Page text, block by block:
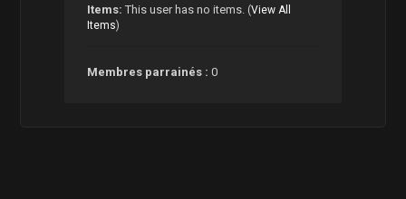
Items: This user has no items. (View All
Items)
Membres parrainés :0